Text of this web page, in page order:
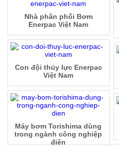
Nhà phân phối Bơm
Enerpac Việt Nam
Con đội thủy lực Enerpac
Việt Nam
Máy bơm Torishima dùng
trong ngành công nghiệp
điện